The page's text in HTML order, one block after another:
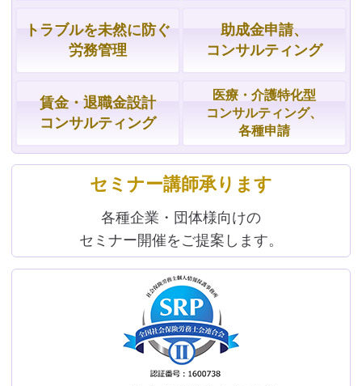
トラブルを未然に防ぐ
労務管理
助成金申請、
コンサルティング
賃金・ 退職金設計
コンサルティング
医療・介護特化型
コンサルティング、
各種申請
セミナー講師承ります
各種企業・団体様向けの
セミナー開催をご提案します。